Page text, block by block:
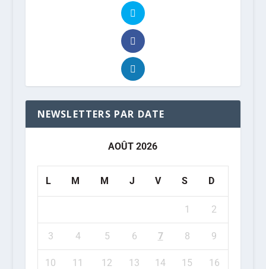
NEWSLETTERS PAR DATE
AOÛT 2026
L M M J V S D
1 2
3 4 5 6 7 8 9
10 11 12 13 14 15 16